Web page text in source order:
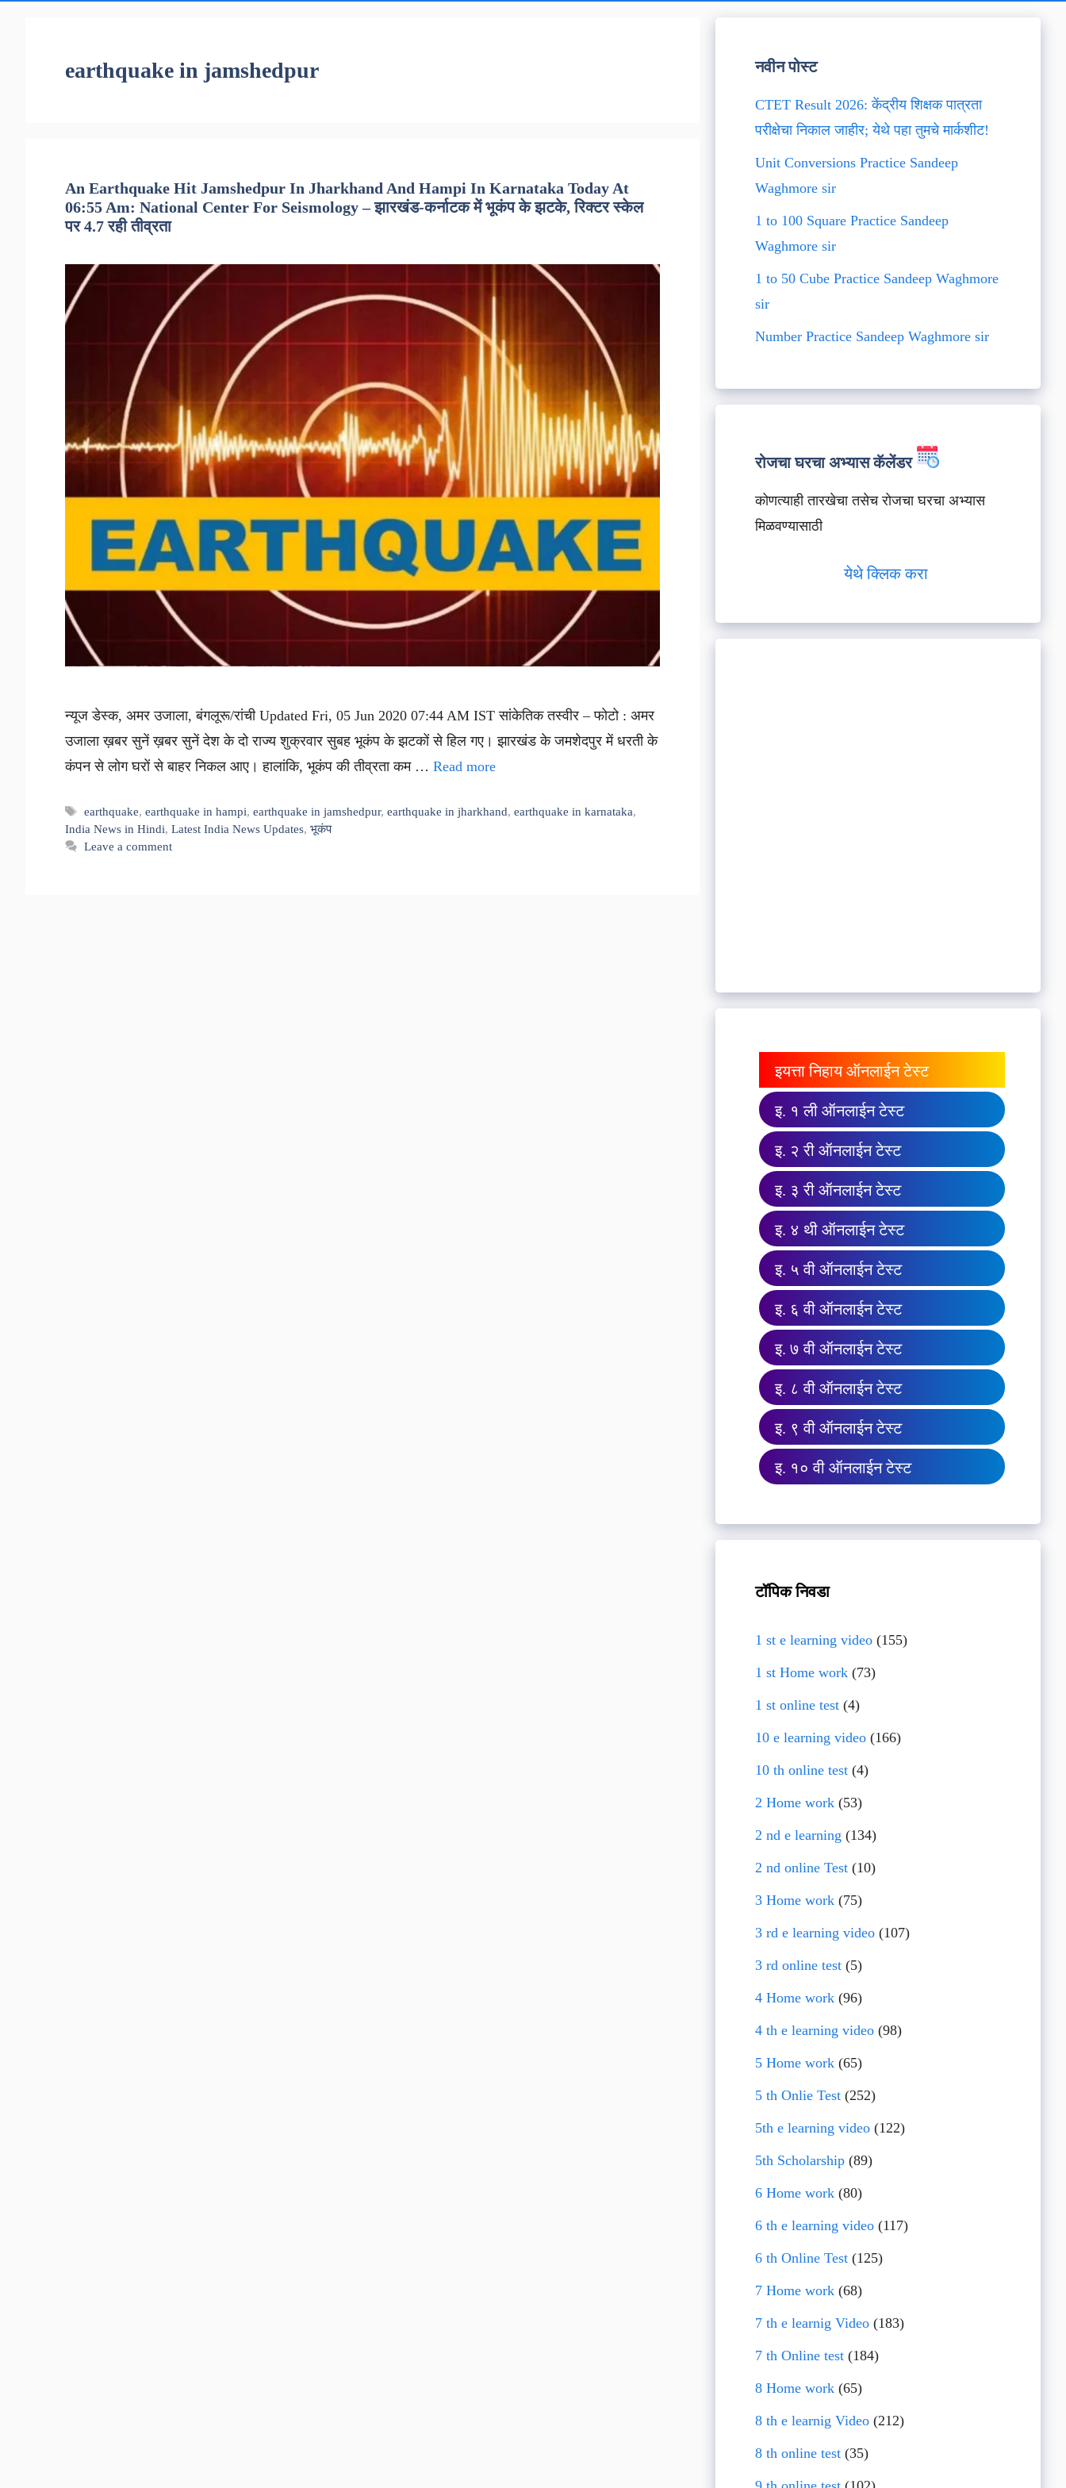
earthquake in jamshedpur
An Earthquake Hit Jamshedpur In Jharkhand And Hampi In Karnataka Today At
06:55 Am: National Center For Seismology – झारखंड-कर्नाटक में भूकंप के झटके, रिक्टर स्केल
पर 4.7 रही तीव्रता
न्यूज डेस्क, अमर उजाला, बंगलूरू/रांची Updated Fri, 05 Jun 2020 07:44 AM IST सांकेतिक तस्वीर – फोटो : अमर
उजाला ख़बर सुनें ख़बर सुनें देश के दो राज्य शुक्रवार सुबह भूकंप के झटकों से हिल गए। झारखंड के जमशेदपुर में धरती के
कंपन से लोग घरों से बाहर निकल आए। हालांकि, भूकंप की तीव्रता कम … Read more
Tags
earthquake,earthquake in hampi,earthquake in jamshedpur,earthquake in jharkhand,earthquake in karnataka,
India News in Hindi, Latest India News Updates, भूकंप
Leave a comment
नवीन पोस्ट
CTET Result 2026: केंद्रीय शिक्षक पात्रता
परीक्षेचा निकाल जाहीर; येथे पहा तुमचे मार्कशीट!
Unit Conversions Practice Sandeep
Waghmore sir
1 to 100 Square Practice Sandeep
Waghmore sir
1 to 50 Cube Practice Sandeep Waghmore
sir
Number Practice Sandeep Waghmore sir
रोजचा घरचा अभ्यास कॅलेंडर
कोणत्याही तारखेचा तसेच रोजचा घरचा अभ्यास
मिळवण्यासाठी
येथे क्लिक करा
इयत्ता निहाय ऑनलाईन टेस्ट
इ. १ ली ऑनलाईन टेस्ट
इ. २ री ऑनलाईन टेस्ट
इ. ३ री ऑनलाईन टेस्ट
इ. ४ थी ऑनलाईन टेस्ट
इ. ५ वी ऑनलाईन टेस्ट
इ. ६ वी ऑनलाईन टेस्ट
इ. ७ वी ऑनलाईन टेस्ट
इ. ८ वी ऑनलाईन टेस्ट
इ. ९ वी ऑनलाईन टेस्ट
इ. १० वी ऑनलाईन टेस्ट
टॉपिक निवडा
1 st e learning video(155)
1 st Home work(73)
1 st online test(4)
10 e learning video(166)
10 th online test(4)
2 Home work(53)
2 nd e learning (134)
2 nd online Test(10)
3 Home work(75)
3 rd e learning video(107)
3 rd online test(5)
4 Home work(96)
4 th e learning video(98)
5 Home work(65)
5 th Onlie Test(252)
5th e learning video(122)
5th Scholarship(89)
6 Home work(80)
6 th e learning video(117)
6 th Online Test(125)
7 Home work(68)
7 th e learnig Video(183)
7 th Online test(184)
8 Home work(65)
8 th e learnig Video(212)
8 th online test(35)